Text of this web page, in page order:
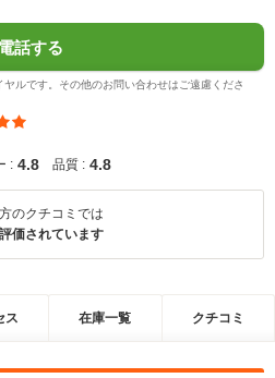
電話する
ルです。その他のお問い合わせはご遠慮くださ
: 4.8 品質 : 4.8
のクチコミでは
価されています
ス 在庫一覧 クチコミ